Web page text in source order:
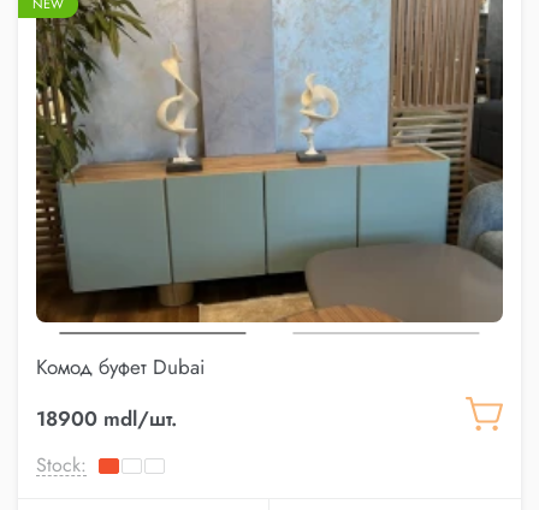
Комод буфет Dubai
18900 mdl/шт.
Stock: